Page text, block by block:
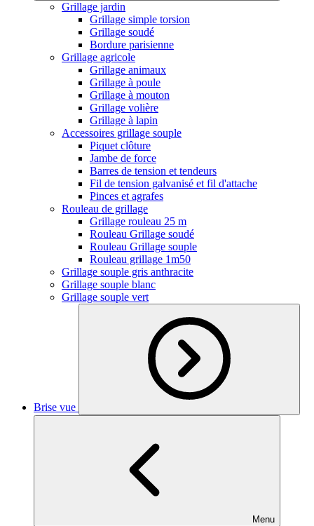
Grillage jardin
Grillage simple torsion
Grillage soudé
Bordure parisienne
Grillage agricole
Grillage animaux
Grillage à poule
Grillage à mouton
Grillage volière
Grillage à lapin
Accessoires grillage souple
Piquet clôture
Jambe de force
Barres de tension et tendeurs
Fil de tension galvanisé et fil d'attache
Pinces et agrafes
Rouleau de grillage
Grillage rouleau 25 m
Rouleau Grillage soudé
Rouleau Grillage souple
Rouleau grillage 1m50
Grillage souple gris anthracite
Grillage souple blanc
Grillage souple vert
Brise vue
Menu